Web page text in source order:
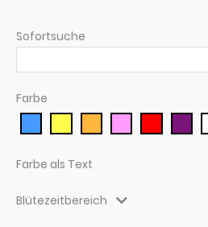
Sofortsuche
Farbe
Farbe als Text
Blütezeitbereich